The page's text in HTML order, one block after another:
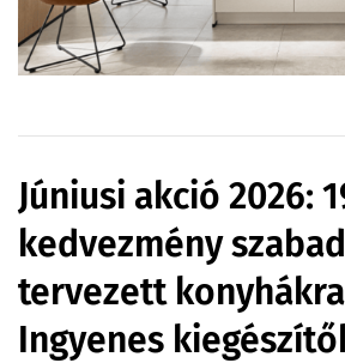
Júniusi akció 2026:
kedvezmény
tervezett
Ingyenes